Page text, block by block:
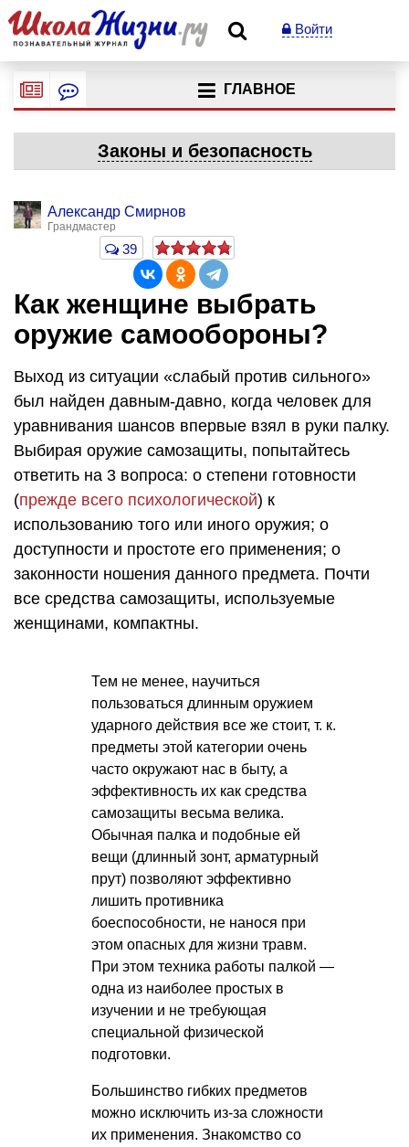
Войти
ГЛАВНОЕ
Законы и безопасность
Александр Смирнов
Грандмастер
39
Как женщине выбрать
оружие самообороны?
Выход из ситуации «слабый против сильного»
был найден давным-давно, когда человек для
уравнивания шансов впервые взял в руки палку.
Выбирая оружие самозащиты, попытайтесь
ответить на 3 вопроса: о степени готовности
(прежде всего психологической) к
использованию того или иного оружия; о
доступности и простоте его применения; о
законности ношения данного предмета. Почти
все средства самозащиты, используемые
женщинами, компактны.
Тем не менее, научиться
пользоваться длинным оружием
ударного действия все же стоит, т. к.
предметы этой категории очень
часто окружают нас в быту, а
эффективность их как средства
самозащиты весьма велика.
Обычная палка и подобные ей
вещи (длинный зонт, арматурный
прут) позволяют эффективно
лишить противника
боеспособности, не нанося при
этом опасных для жизни травм.
При этом техника работы палкой —
одна из наиболее простых в
изучении и не требующая
специальной физической
подготовки.
Большинство гибких предметов
можно исключить из-за сложности
их применения. Знакомство со